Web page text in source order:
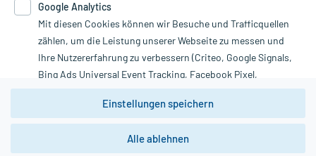
Therapien eingeleitet werden können. | Diese Webseite benutzt
Google Analytics. Lesen Sie bitte dazu die wichtigen Hinweise in
unserer Datenschutzerklärung. Für den Widerruf einer Bestellung
nutzen Sie das Formular:
Vertrag widerrufen
*Hinweise zu unseren Aktionen und Bewertungen
Google Analytics
Mit diesen Cookies können wir Besuche und Trafficquellen
zählen, um die Leistung unserer Webseite zu messen und
Ihre Nutzererfahrung zu verbessern (Criteo, Google Signals,
Bing Ads Universal Event Tracking, Facebook Pixel,
Youtube-Social Plugin).
Wir weisen darauf hin, dass die
zwingend den Europäischen Anforderungen gem. EU-
DSGVO genügen und ein Datentransfer in Drittstaaten bzw.
Einstellungen speichern
Alle ablehnen